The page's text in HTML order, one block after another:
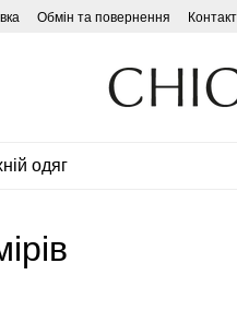
Обмін та повернення
одяг